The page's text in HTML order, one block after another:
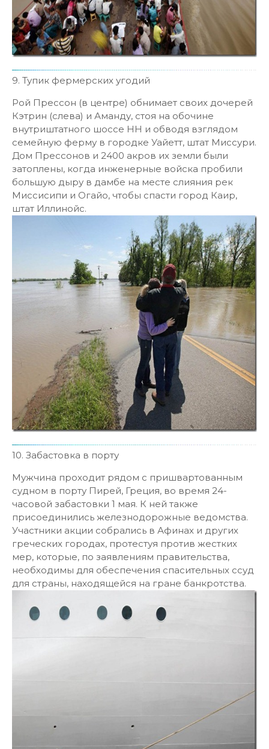
9. Тупик фермерских угодий
Рой Прессон (в центре) обнимает своих дочерей
Кэтрин (слева) и Аманду, стоя на обочине
внутриштатного шоссе НН и обводя взглядом
семейную ферму в городке Уайетт, штат Миссури.
Дом Прессонов и 2400 акров их земли были
затоплены, когда инженерные войска пробили
большую дыру в дамбе на месте слияния рек
Миссисипи и Огайо, чтобы спасти город Каир,
штат Иллинойс.
10. Забастовка в порту
Мужчина проходит рядом с пришвартованным
судном в порту Пирей, Греция, во время 24-
часовой забастовки 1 мая. К ней также
присоединились железнодорожные ведомства.
Участники акции собрались в Афинах и других
греческих городах, протестуя против жестких
мер, которые, по заявлениям правительства,
необходимы для обеспечения спасительных ссуд
для страны, находящейся на гране банкротства.